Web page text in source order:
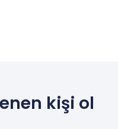
kişi ol